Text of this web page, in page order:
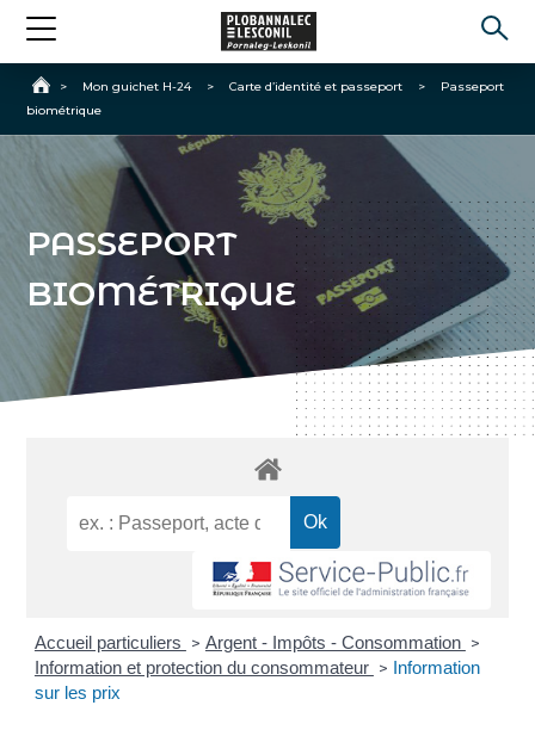
Accueil
> Mon guichet H-24 > Carte d’identité et passeport >
Passeport
biométrique
PASSEPORT
BIOMÉTRIQUE
Accueil particuliers > Argent - Impôts - Consommation >
Information et protection du consommateur > Information
sur les prix